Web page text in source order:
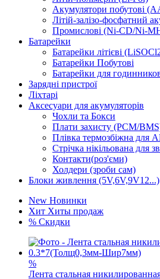
Акумулятори побутові
Літій-залізо-фосфатний
Промислові (Ni-CD/Ni-
Батарейки
Батарейки літієві
Батарейки Побутові
Батарейки для
Зарядні пристрої
Ліхтарі
Аксесуари для акумуляторів
Чохли та Бокси
Плати захисту (PCM/
Плівка термозбіжна для
Стрічка нікільована для
Контакти(роз'єми)
Холдери (зроби сам)
Блоки живлення (5V,6V,9V12...)
New Новинки
Хит Хиты продаж
% Скидки
%
Лента стальная